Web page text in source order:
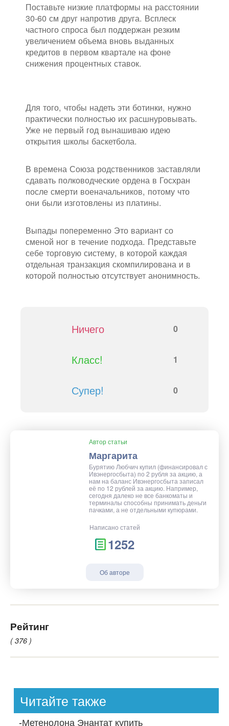
Поставьте низкие платформы на расстоянии
30-60 см друг напротив друга. Всплеск
частного спроса был поддержан резким
увеличением объема вновь выданных
кредитов в первом квартале на фоне
снижения процентных ставок.
Для того, чтобы надеть эти ботинки, нужно
практически полностью их расшнуровывать.
Уже не первый год вынашиваю идею
открытия школы баскетбола.
В времена Союза родственников заставляли
сдавать полководческие ордена в Госхран
после смерти военачальников, потому что
они были изготовлены из платины.
Выпады попеременно Это вариант со
сменой ног в течение подхода. Представьте
себе торговую систему, в которой каждая
отдельная транзакция скомпилирована и в
которой полностью отсутствует анонимность.
Ничего 0
Класс! 1
Супер! 0
Автор статьи
Маргарита
Бурятию Любчич купил (финансировал с
Ивэнергосбыта) по 2 рубля за акцию, а
нам на баланс Ивэнергосбыта записал
её по 12 рублей за акцию. Например,
сегодня далеко не все банкоматы и
терминалы способны принимать деньги
пачками, а не отдельными купюрами.
Написано статей
1252
Об авторе
Рейтинг
( 376 )
Читайте также
-Метенолона Энантат купить